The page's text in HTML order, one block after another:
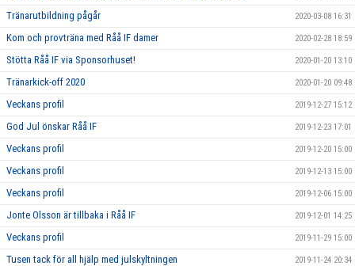
Tränarutbildning pågår 2020-03-08 16:31
Kom och provträna med Råå IF damer 2020-02-28 18:59
Stötta Råå IF via Sponsorhuset! 2020-01-20 13:10
Tränarkick-off 2020 2020-01-20 09:48
Veckans profil 2019-12-27 15:12
God Jul önskar Råå IF 2019-12-23 17:01
Veckans profil 2019-12-20 15:00
Veckans profil 2019-12-13 15:00
Veckans profil 2019-12-06 15:00
Jonte Olsson är tillbaka i Råå IF 2019-12-01 14:25
Veckans profil 2019-11-29 15:00
Tusen tack för all hjälp med julskyltningen 2019-11-24 20:34